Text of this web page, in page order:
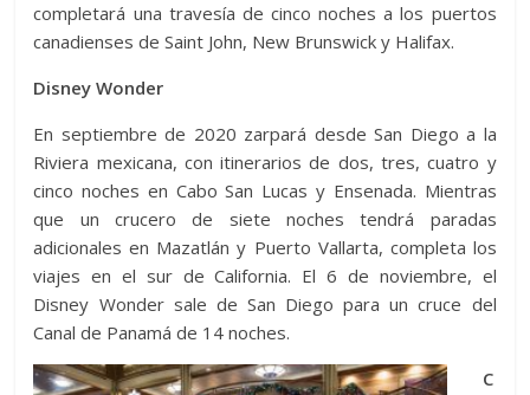
completará una travesía de cinco noches a los puertos
canadienses de Saint John, New Brunswick y Halifax.
Disney Wonder
En septiembre de 2020 zarpará desde San Diego a la
Riviera mexicana, con itinerarios de dos, tres, cuatro y
cinco noches en Cabo San Lucas y Ensenada. Mientras
que un crucero de siete noches tendrá paradas
adicionales en Mazatlán y Puerto Vallarta, completa los
viajes en el sur de California. El 6 de noviembre, el
Disney Wonder sale de San Diego para un cruce del
Canal de Panamá de 14 noches.
C